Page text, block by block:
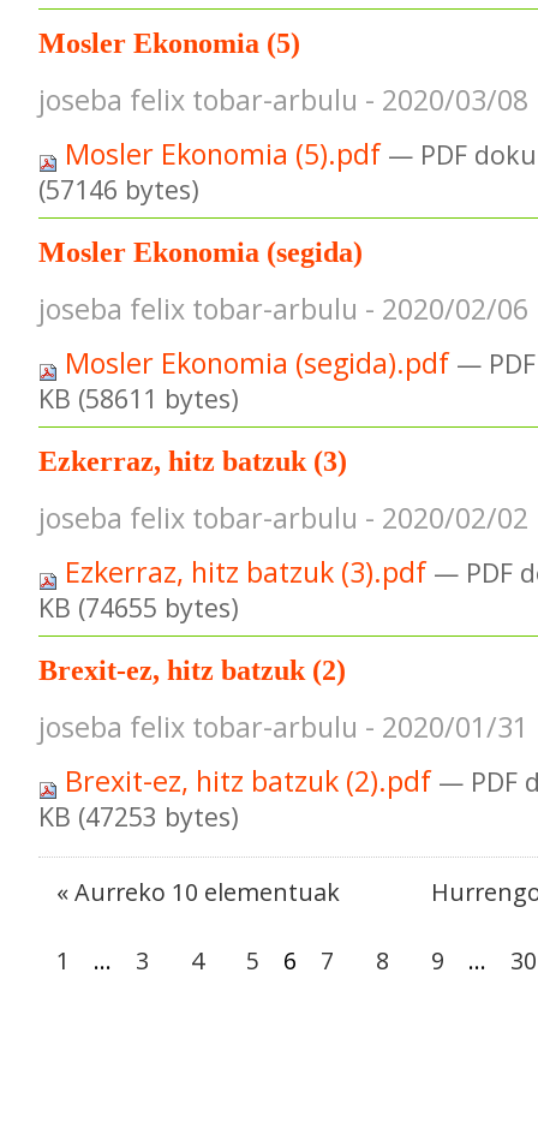
Mosler Ekonomia (5)
joseba felix tobar-arbulu - 2020/03/08
Mosler Ekonomia (5).pdf — PDF
(57146 bytes)
Mosler Ekonomia (segida)
joseba felix tobar-arbulu - 2020/02/06
Mosler Ekonomia (segida).pdf —
KB (58611 bytes)
Ezkerraz, hitz batzuk (3)
joseba felix tobar-arbulu - 2020/02/02
Ezkerraz, hitz batzuk (3).pdf — PDF
KB (74655 bytes)
Brexit-ez, hitz batzuk (2)
joseba felix tobar-arbulu - 2020/01/31
Brexit-ez, hitz batzuk (2).pdf — PDF
KB (47253 bytes)
« Aurreko 10 elementuak
1 ... 3 4 5 6 7 8 9 ... 30